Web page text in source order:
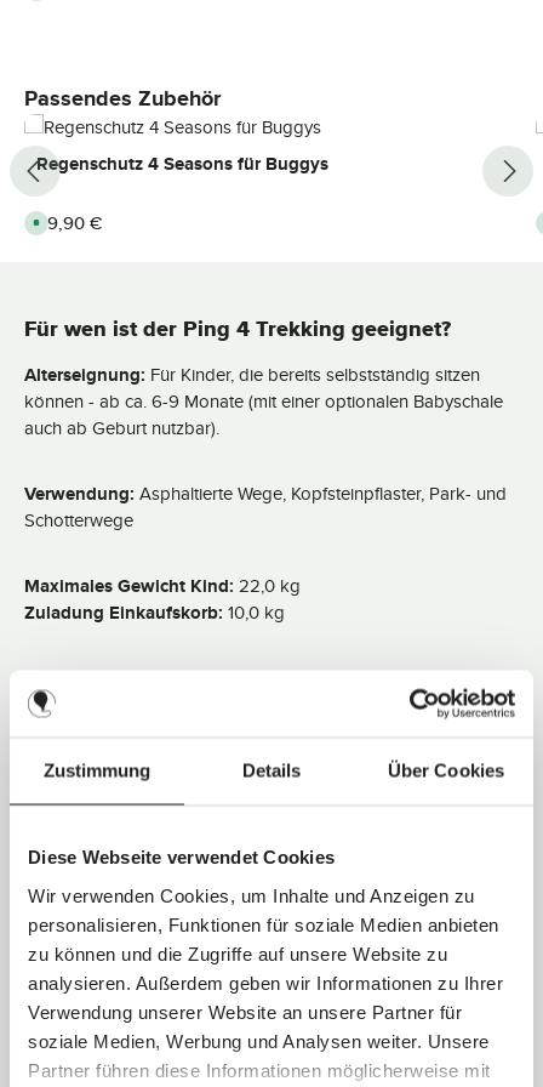
Zustimmung Details Über Cookies
Diese Webseite verwendet Cookies
Wir verwenden Cookies, um Inhalte und Anzeigen zu
personalisieren, Funktionen für soziale Medien anbieten
zu können und die Zugriffe auf unsere Website zu
analysieren. Außerdem geben wir Informationen zu Ihrer
Verwendung unserer Website an unsere Partner für
soziale Medien, Werbung und Analysen weiter. Unsere
Partner führen diese Informationen möglicherweise mit
e
r
f
ü
g
b
a
r
,
L
i
e
i
:
2
-
3
T
a
Produktgalerie überspringen
Passendes Zubehör
Regenschutz 4 Seasons für Buggys
Regulärer Preis:
S
o
e
r
ü
g
b
a
r
,
e
f
e
r
t
2
a
g
e
49,90 €
Für wen ist der Ping 4 Trekking geeignet?
Alterseignung: Für Kinder, die bereits selbstständig sitzen
können - ab ca. 6-9 Monate (mit einer optionalen Babyschale
auch ab Geburt nutzbar).
Verwendung: Asphaltierte Wege, Kopfsteinpflaster, Park- und
Schotterwege
Maximales Gewicht Kind: 22,0 kg
Zuladung Einkaufskorb: 10,0 kg
Technische Daten
Schieberhöhe:106,5 cm (nicht verstellbar)
Faltsystem:Einhand-Falten
Art der Bereifung:Elastic Rubber Wheel
Radgröße:Vorderrad: 15,0 cm / Hinterrad: 17,0 cm
Federung:Einzelrad-Federung
Feststellbremse:Fußbedienung (schuhschonend)
Blickrichtung wählbar:Nein
Rückenlehne:Stufenlos verstellbar
Fußstütze:2-fach verstellbar